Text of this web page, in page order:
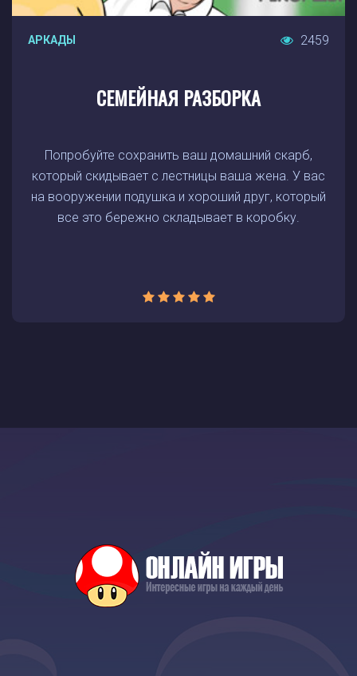
АРКАДЫ 2459
СЕМЕЙНАЯ РАЗБОРКА
Попробуйте сохранить ваш домашний скарб,
который скидывает с лестницы ваша жена. У вас
на вооружении подушка и хороший друг, который
все это бережно складывает в коробку.